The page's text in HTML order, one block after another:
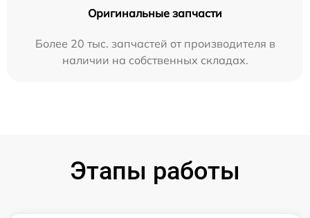
Оригинальные запчасти
Более 20 тыс. запчастей от производителя в
наличии на собственных складах.
Этапы работы